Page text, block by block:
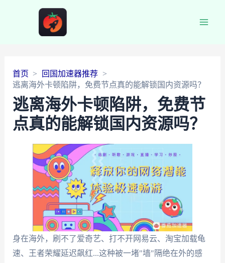
首页
回国加速器推荐
逃离海外卡顿陷阱，免费节点真的能解锁国内资源吗？
逃离海外卡顿陷阱，免费节
点真的能解锁国内资源吗？
身在海外，刷不了爱奇艺、打不开网易云、淘宝加载龟
速、王者荣耀延迟飙红...这种被一堵"墙"隔绝在外的感